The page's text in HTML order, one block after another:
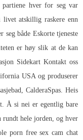
hver for seg var
atskillig raskere enn
seg både Eskorte tjeneste
er høy slik at de kan
Sidekart Kontakt oss
USA og produserer
CalderaSpas. Heis
Å si nei er egentlig bare
hele jorden, og hver
porn free sex cam chat